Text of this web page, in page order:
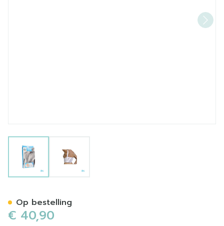
€ 40,90
Op bestelling